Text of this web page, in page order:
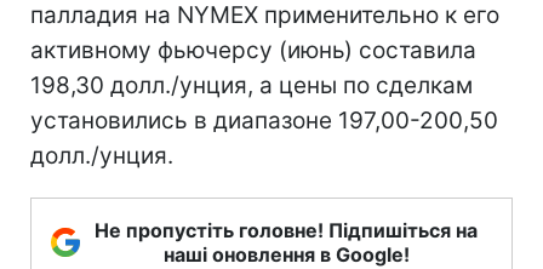
палладия на NYMEX применительно к его
активному фьючерсу (июнь) составила
198,30 долл./унция, а цены по сделкам
установились в диапазоне 197,00-200,50
долл./унция.
Не пропустіть головне! Підпишіться на
наші оновлення в Google!